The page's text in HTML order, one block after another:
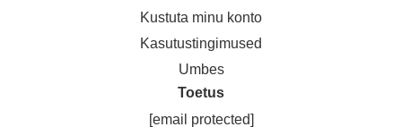
Kustuta minu konto
Kasutustingimused
Umbes
Toetus
[email protected]